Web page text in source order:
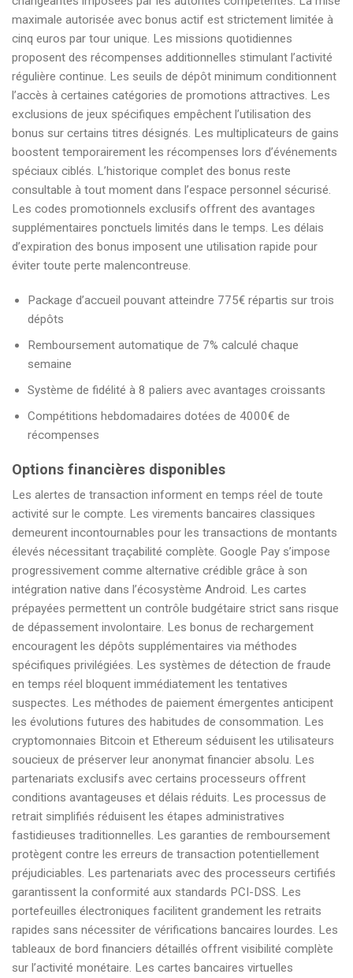
maximale autorisée avec bonus actif est strictement limitée à
cinq euros par tour unique. Les missions quotidiennes
proposent des récompenses additionnelles stimulant l’activité
régulière continue. Les seuils de dépôt minimum conditionnent
l’accès à certaines catégories de promotions attractives. Les
exclusions de jeux spécifiques empêchent l’utilisation des
bonus sur certains titres désignés. Les multiplicateurs de gains
boostent temporairement les récompenses lors d’événements
spéciaux ciblés. L’historique complet des bonus reste
consultable à tout moment dans l’espace personnel sécurisé.
Les codes promotionnels exclusifs offrent des avantages
supplémentaires ponctuels limités dans le temps. Les délais
d’expiration des bonus imposent une utilisation rapide pour
éviter toute perte malencontreuse.
Package d’accueil pouvant atteindre 775€ répartis sur trois
dépôts
Remboursement automatique de 7% calculé chaque
semaine
Système de fidélité à 8 paliers avec avantages croissants
Compétitions hebdomadaires dotées de 4000€ de
récompenses
Options financières disponibles
Les alertes de transaction informent en temps réel de toute
activité sur le compte. Les virements bancaires classiques
demeurent incontournables pour les transactions de montants
élevés nécessitant traçabilité complète. Google Pay s’impose
progressivement comme alternative crédible grâce à son
intégration native dans l’écosystème Android. Les cartes
prépayées permettent un contrôle budgétaire strict sans risque
de dépassement involontaire. Les bonus de rechargement
encouragent les dépôts supplémentaires via méthodes
spécifiques privilégiées. Les systèmes de détection de fraude
en temps réel bloquent immédiatement les tentatives
suspectes. Les méthodes de paiement émergentes anticipent
les évolutions futures des habitudes de consommation. Les
cryptomonnaies Bitcoin et Ethereum séduisent les utilisateurs
soucieux de préserver leur anonymat financier absolu. Les
partenariats exclusifs avec certains processeurs offrent
conditions avantageuses et délais réduits. Les processus de
retrait simplifiés réduisent les étapes administratives
fastidieuses traditionnelles. Les garanties de remboursement
protègent contre les erreurs de transaction potentiellement
préjudiciables. Les partenariats avec des processeurs certifiés
garantissent la conformité aux standards PCI-DSS. Les
portefeuilles électroniques facilitent grandement les retraits
rapides sans nécessiter de vérifications bancaires lourdes. Les
tableaux de bord financiers détaillés offrent visibilité complète
sur l’activité monétaire. Les cartes bancaires virtuelles